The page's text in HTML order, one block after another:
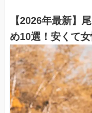
【2026年最新】
め10選！安くて